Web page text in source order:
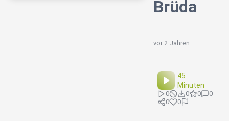
Brüda
vor 2 Jahren
45
Minuten
0 0 0
0
0
0